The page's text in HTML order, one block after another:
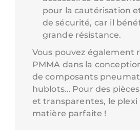
pour la cautérisation
de sécurité, car il
grande résistance.
Vous pouvez également
PMMA dans la
de composants
hublots… Pour des
et transparentes, le plexi
matière parfaite !